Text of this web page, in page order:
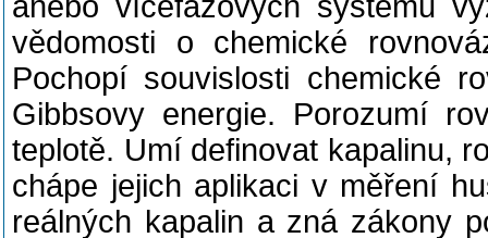
vědomosti o chemické
Pochopí souvislosti chemické
Gibbsovy energie. Porozumí
teplotě. Umí definovat kapalinu,
chápe jejich aplikaci v měření
reálných kapalin a zná zákony